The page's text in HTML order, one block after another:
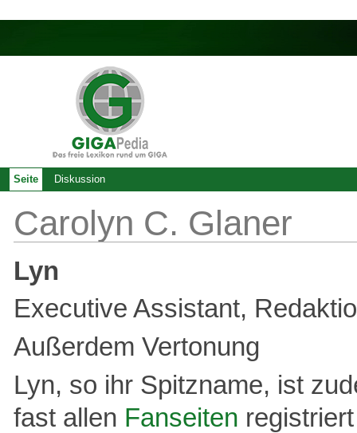
Carolyn C. Glaner
Lyn
Executive Assistant,
Außerdem Vertonung
Lyn, so ihr Spitzname, ist
fast allen Fanseiten
Seite Diskussion